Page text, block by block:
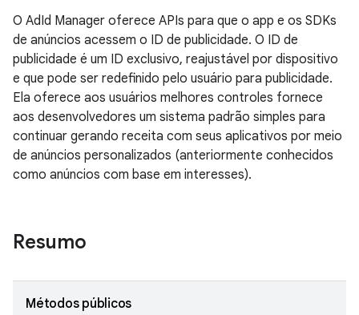
O AdId Manager oferece APIs para que o app e os SDKs
de anúncios acessem o ID de publicidade. O ID de
publicidade é um ID exclusivo, reajustável por dispositivo
e que pode ser redefinido pelo usuário para publicidade.
Ela oferece aos usuários melhores controles fornece
aos desenvolvedores um sistema padrão simples para
continuar gerando receita com seus aplicativos por meio
de anúncios personalizados (anteriormente conhecidos
como anúncios com base em interesses).
Resumo
Métodos públicos